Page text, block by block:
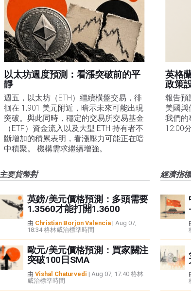
以太坊週度預測：看漲突破前的平
靜
週五，以太坊（ETH）繼續橫盤交易，徘
徊在 1,901 美元附近，暗示未來可能出現
突破。與此同時，穩定的交易所交易基金
（ETF）資金流入以及大型 ETH 持有者不
斷增加的積累表明，看漲壓力可能正在暗
中積聚。 機構需求繼續增強。
英格
政策
報告預
美國與
我們的
12:00
主要貨幣對
英鎊/美元價格預測：多頭需要
1.3560才能打開1.3600
由 Christian Borjon Valencia| Aug 07,
18:34 格林威治標準時間
歐元/美元價格預測：買家關注
突破100日SMA
由 Vishal Chaturvedi | Aug 07, 17:40 格林
威治標準時間
經濟指標